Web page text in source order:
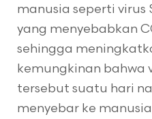
manusia seperti virus
yang menyebabkan
sehingga
kemungkinan bahwa
tersebut suatu hari
menyebar ke